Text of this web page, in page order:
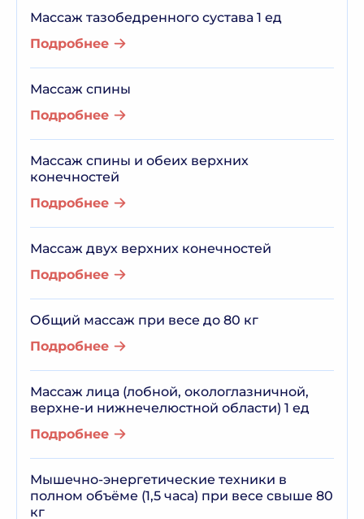
Массаж тазобедренного сустава 1 ед
Подробнее
Массаж спины
Подробнее
Массаж спины и обеих верхних
конечностей
Подробнее
Массаж двух верхних конечностей
Подробнее
Общий массаж при весе до 80 кг
Подробнее
Массаж лица (лобной, окологлазничной,
верхне-и нижнечелюстной области) 1 ед
Подробнее
Мышечно-энергетические техники в
полном объёме (1,5 часа) при весе свыше 80
кг